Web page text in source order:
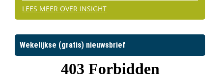
LEES MEER OVER INSIGHT
Wekelijkse (gratis) nieuwsbrief